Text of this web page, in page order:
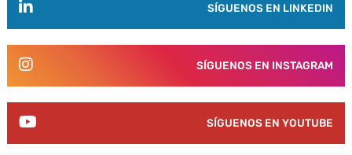
SÍGUENOS EN LINKEDIN
SÍGUENOS EN INSTAGRAM
SÍGUENOS EN YOUTUBE